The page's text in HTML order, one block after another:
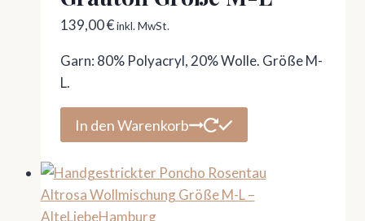
139,00€ inkl. MwSt.
Garn: 80% Polyacryl, 20% Wolle. Größe M-
L.
In den Warenkorb